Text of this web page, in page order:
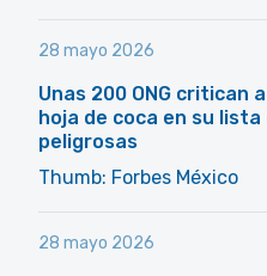
28 mayo 2026
Unas 200 ONG critican
hoja de coca en su
peligrosas
Thumb: Forbes México
28 mayo 2026